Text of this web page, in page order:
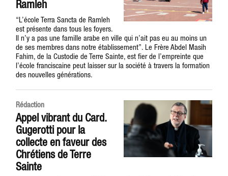
Ramleh
“L’école Terra Sancta de Ramleh
est présente dans tous les foyers.
Il n’y a pas une famille arabe en ville qui n’ait pas eu au moins un
de ses membres dans notre établissement”. Le Frère Abdel Masih
Fahim, de la Custodie de Terre Sainte, est fier de l’empreinte que
l’école franciscaine peut laisser sur la société à travers la formation
des nouvelles générations.
Rédaction
Appel vibrant du Card.
Gugerotti pour la
collecte en faveur des
Chrétiens de Terre
Sainte